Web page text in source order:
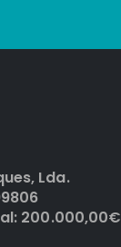
Lda.
200.000,00€